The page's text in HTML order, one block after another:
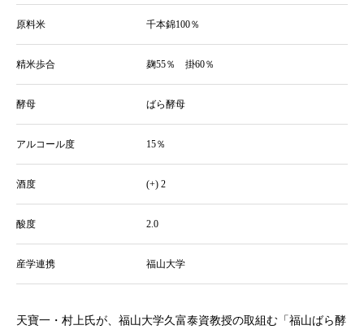
原料米 千本錦100％
精米歩合 麹55％ 掛60％
酵母 ばら酵母
アルコール度 15％
酒度 (+) 2
酸度 2.0
産学連携 福山大学
天寶一・村上氏が、福山大学久富泰資教授の取組む「福山ばら酵